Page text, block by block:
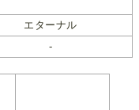
エターナル
-